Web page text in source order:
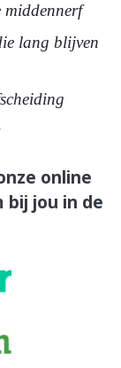
lang blijven
online
jou in de